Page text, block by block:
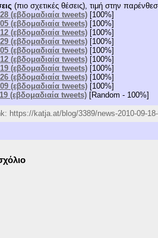
(πιο σχετικές θέσεις), τιμή στην
(εβδομαδιαία tweets)[100%]
(εβδομαδιαία tweets)[100%]
(εβδομαδιαία tweets)[100%]
(εβδομαδιαία tweets)[100%]
(εβδομαδιαία tweets)[100%]
(εβδομαδιαία tweets)[100%]
(εβδομαδιαία tweets)[100%]
(εβδομαδιαία tweets)[100%]
(εβδομαδιαία tweets)[100%]
(εβδομαδιαία tweets)[Random - 100%]
https://katja.at/blog/3389/news-2010-09-